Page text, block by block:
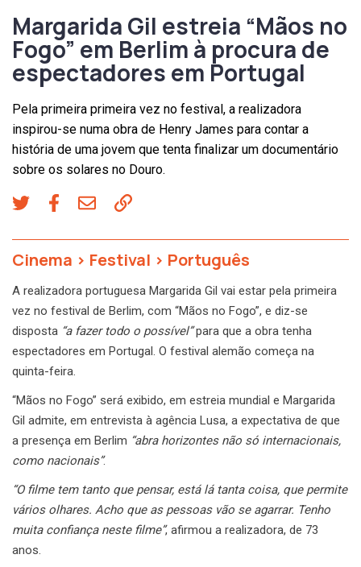
Margarida Gil estreia “Mãos no
Fogo” em Berlim à procura de
espectadores em Portugal
Pela primeira primeira vez no festival, a realizadora
inspirou-se numa obra de Henry James para contar a
história de uma jovem que tenta finalizar um documentário
sobre os solares no Douro.
Cinema > Festival > Português
A realizadora portuguesa Margarida Gil vai estar pela primeira
vez no festival de Berlim, com “Mãos no Fogo”, e diz-se
disposta “a fazer todo o possível”para que a obra tenha
espectadores em Portugal. O festival alemão começa na
quinta-feira.
“Mãos no Fogo” será exibido, em estreia mundial e Margarida
Gil admite, em entrevista à agência Lusa, a expectativa de que
a presença em Berlim “abra horizontes não só internacionais,
como nacionais”.
“O filme tem tanto que pensar, está lá tanta coisa, que permite
vários olhares. Acho que as pessoas vão se agarrar. Tenho
muita confiança neste filme”, afirmou a realizadora, de 73
anos.